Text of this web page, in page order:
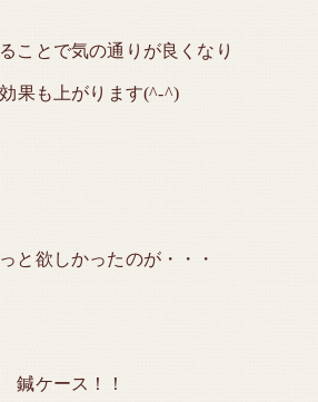
ことで気の通りが良くなり
果も上がります(^-^)
と欲しかったのが・・・
鍼ケース！！